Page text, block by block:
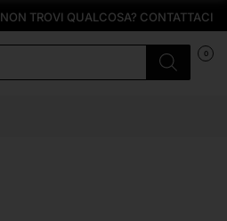
NON TROVI QUALCOSA? CONTATTACI
0